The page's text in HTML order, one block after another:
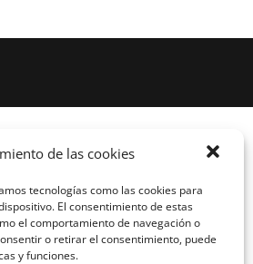
de las cookies
tecnologías como las cookies para
El consentimiento de estas
el comportamiento de navegación o
o retirar el consentimiento, puede
y funciones.